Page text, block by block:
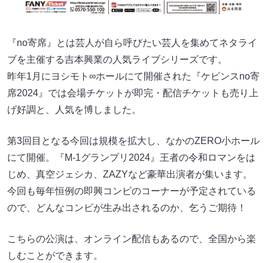
『no寄席』とは芸人が自ら呼びたい芸人を集めてネタライ
ブを主催する吉本興業の人気ライブシリーズです。
昨年1月にヨシモト∞ホールにて開催された『ケビンスno寄
席2024』では会場チケットが即完・配信チケットも売り上
げ好調と、人気を博しました。
第3回目となる今回は規模を拡大し、なかのZERO小ホール
にて開催。『M-1グランプリ2024』王者の令和ロマンをは
じめ、真空ジェシカ、ZAZYなど豪華出演者が集います。
今回も毎年恒例の即興コンビのコーナーが予定されている
ので、どんなコンビが生み出されるのか、乞うご期待！
こちらの公演は、オンライン配信もあるので、全国から楽
しむことができます。